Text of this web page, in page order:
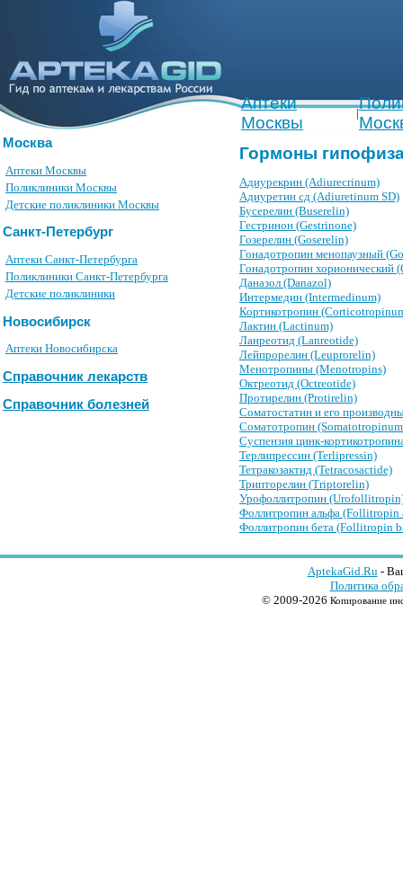
Аптеки
Москвы
|
Москва
Аптеки Москвы
Поликлиники Москвы
Детские поликлиники Москвы
Санкт-Петербург
Аптеки Санкт-Петербурга
Поликлиники Санкт-Петербурга
Детские поликлиники
Новосибирск
Аптеки Новосибирска
Справочник лекарств
Справочник болезней
Гормоны
Адиурекрин (Adiurecrinum)
Адиуретин сд (Adiuretinum SD)
Бусерелин (Buserelin)
Гестринон (Gestrinone)
Гозерелин (Goserelin)
Гонадотропин менопаузный
Гонадотропин хорионический
Даназол (Danazol)
Интермедин (Intermedinum)
Кортикотропин
Лактин (Lactinum)
Ланреотид (Lanreotide)
Лейпрорелин (Leuprorelin)
Менотропины (Menotropins)
Октреотид (Octreotide)
Протирелин (Protirelin)
Соматостатин и его
Соматотропин
Суспензия цинк-
Терлипрессин (Terlipressin)
Тетракозактид (Tetracosactide)
Трипторелин (Triptorelin)
Урофоллитропин
Фоллитропин альфа (Follitropin
Фоллитропин бета (Follitropin
AptekaGid.Ru-
Политика
© 2009-2026 Копирование